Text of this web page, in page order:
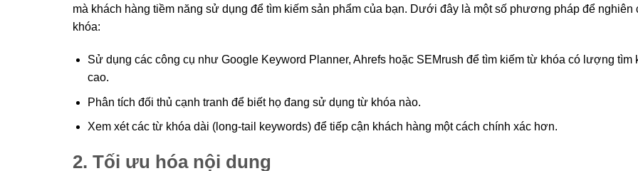
mà khách hàng tiềm năng sử dụng để tìm kiếm sản phẩm của bạn. Dưới đây là một số phương pháp để nghiên
khóa:
Sử dụng các công cụ như Google Keyword Planner, Ahrefs hoặc SEMrush để tìm kiếm từ khóa có lượng tìm
cao.
Phân tích đối thủ cạnh tranh để biết họ đang sử dụng từ khóa nào.
Xem xét các từ khóa dài (long-tail keywords) để tiếp cận khách hàng một cách chính xác hơn.
2. Tối ưu hóa nội dung